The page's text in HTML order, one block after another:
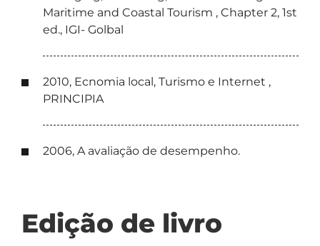
Maritime and Coastal Tourism , Chapter 2, 1st
ed., IGI- Golbal
2010, Ecnomia local, Turismo e Internet ,
PRINCIPIA
2006, A avaliação de desempenho.
Edição de livro